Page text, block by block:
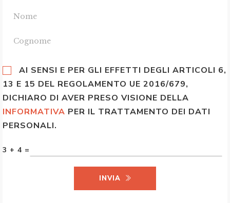
AI SENSI E PER GLI EFFETTI DEGLI ARTICOLI 6,
13 E 15 DEL REGOLAMENTO UE 2016/679,
DICHIARO DI AVER PRESO VISIONE DELLA
INFORMATIVA PER IL TRATTAMENTO DEI DATI
PERSONALI.
3 + 4 =
INVIA